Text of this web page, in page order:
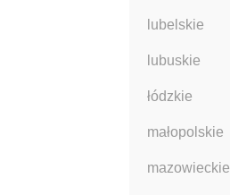
lubelskie
lubuskie
łódzkie
małopolskie
mazowieckie